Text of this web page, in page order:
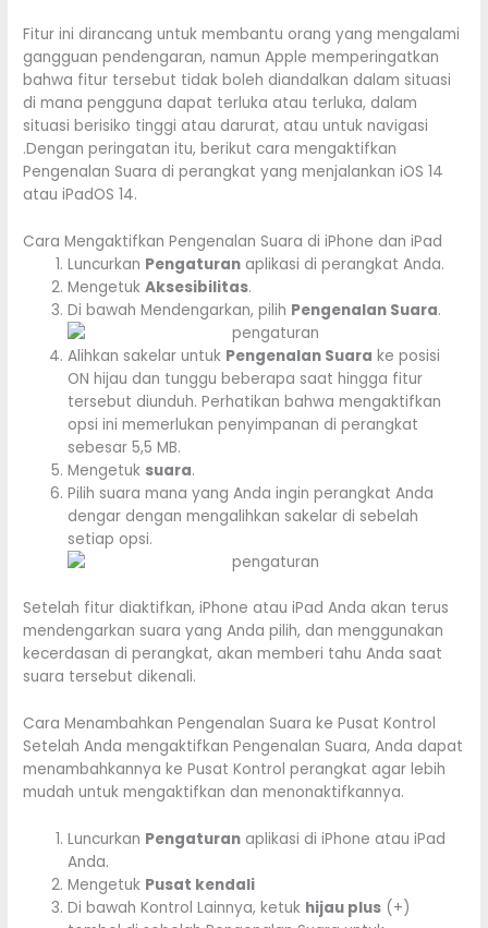
Fitur ini dirancang untuk membantu orang yang mengalami
gangguan pendengaran, namun Apple memperingatkan
bahwa fitur tersebut tidak boleh diandalkan dalam situasi
di mana pengguna dapat terluka atau terluka, dalam
situasi berisiko tinggi atau darurat, atau untuk navigasi
.Dengan peringatan itu, berikut cara mengaktifkan
Pengenalan Suara di perangkat yang menjalankan iOS 14
atau iPadOS 14.
Cara Mengaktifkan Pengenalan Suara di iPhone dan iPad
Luncurkan Pengaturan aplikasi di perangkat Anda.
MengetukAksesibilitas.
Di bawah Mendengarkan, pilih Pengenalan Suara.
Alihkan sakelar untuk Pengenalan Suara ke posisi
ON hijau dan tunggu beberapa saat hingga fitur
tersebut diunduh. Perhatikan bahwa mengaktifkan
opsi ini memerlukan penyimpanan di perangkat
sebesar 5,5 MB.
Mengetuk suara.
Pilih suara mana yang Anda ingin perangkat Anda
dengar dengan mengalihkan sakelar di sebelah
setiap opsi.
Setelah fitur diaktifkan, iPhone atau iPad Anda akan terus
mendengarkan suara yang Anda pilih, dan menggunakan
kecerdasan di perangkat, akan memberi tahu Anda saat
suara tersebut dikenali.
Cara Menambahkan Pengenalan Suara ke Pusat Kontrol
Setelah Anda mengaktifkan Pengenalan Suara, Anda dapat
menambahkannya ke Pusat Kontrol perangkat agar lebih
mudah untuk mengaktifkan dan menonaktifkannya.
Luncurkan Pengaturan aplikasi di iPhone atau iPad
Anda.
Mengetuk Pusat kendali
Di bawah Kontrol Lainnya, ketuk hijau plus (+)